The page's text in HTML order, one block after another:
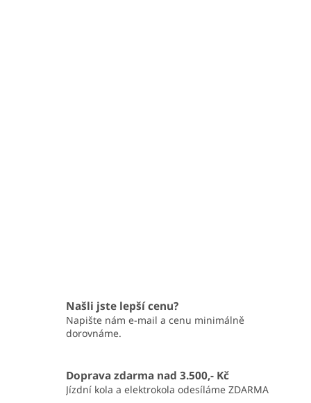
Našli jste lepší cenu?
Napište nám e-mail a cenu minimálně
dorovnáme.
Doprava zdarma nad 3.500,- Kč
Jízdní kola a elektrokola odesíláme ZDARMA